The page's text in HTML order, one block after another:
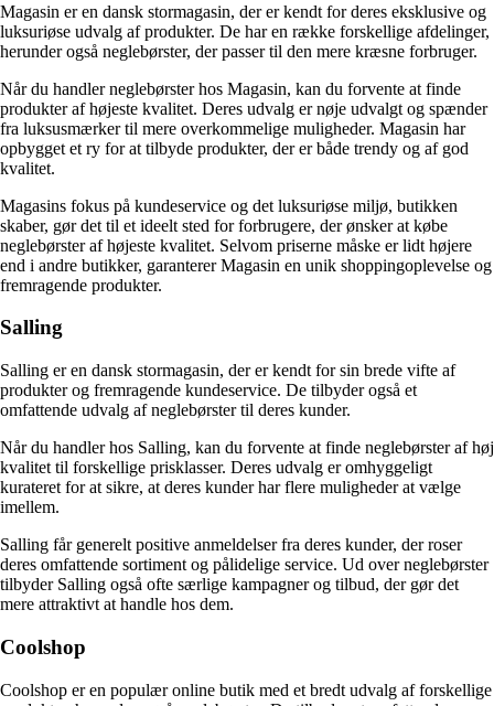
Magasin er en dansk stormagasin, der er kendt for deres eksklusive og
luksuriøse udvalg af produkter. De har en række forskellige afdelinger,
herunder også neglebørster, der passer til den mere kræsne forbruger.
Når du handler neglebørster hos Magasin, kan du forvente at finde
produkter af højeste kvalitet. Deres udvalg er nøje udvalgt og spænder
fra luksusmærker til mere overkommelige muligheder. Magasin har
opbygget et ry for at tilbyde produkter, der er både trendy og af god
kvalitet.
Magasins fokus på kundeservice og det luksuriøse miljø, butikken
skaber, gør det til et ideelt sted for forbrugere, der ønsker at købe
neglebørster af højeste kvalitet. Selvom priserne måske er lidt højere
end i andre butikker, garanterer Magasin en unik shoppingoplevelse og
fremragende produkter.
Salling
Salling er en dansk stormagasin, der er kendt for sin brede vifte af
produkter og fremragende kundeservice. De tilbyder også et
omfattende udvalg af neglebørster til deres kunder.
Når du handler hos Salling, kan du forvente at finde neglebørster af høj
kvalitet til forskellige prisklasser. Deres udvalg er omhyggeligt
kurateret for at sikre, at deres kunder har flere muligheder at vælge
imellem.
Salling får generelt positive anmeldelser fra deres kunder, der roser
deres omfattende sortiment og pålidelige service. Ud over neglebørster
tilbyder Salling også ofte særlige kampagner og tilbud, der gør det
mere attraktivt at handle hos dem.
Coolshop
Coolshop er en populær online butik med et bredt udvalg af forskellige